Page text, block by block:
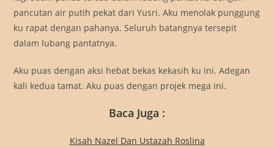
pancutan air putih pekat dari Yusri. Aku menolak punggung
ku rapat dengan pahanya. Seluruh batangnya tersepit
dalam lubang pantatnya.
Aku puas dengan aksi hebat bekas kekasih ku ini. Adegan
kali kedua tamat. Aku puas dengan projek mega ini.
Baca Juga :
Kisah Nazel Dan Ustazah Roslina